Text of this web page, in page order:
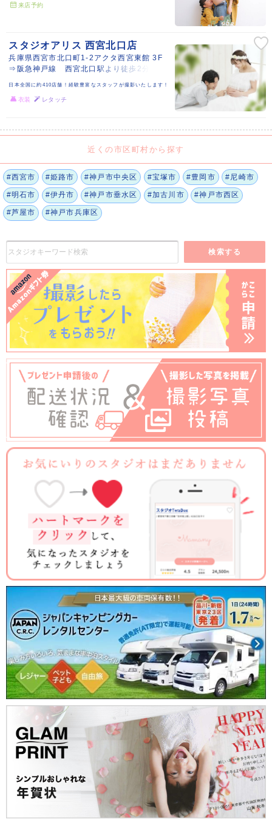
来店予約
スタジオアリス 西宮北口店
兵庫県西宮市北口町1-2アクタ西宮東館 3F
⇒阪急神戸線 西宮北口駅より徒歩2分
日本全国に約410店舗！経験豊富なスタッフが撮影いたします！
衣装 レタッチ
近くの市区町村から探す
#西宮市 #姫路市 #神戸市中央区 #宝塚市 #豊岡市 #尼崎市
#明石市 #伊丹市 #神戸市垂水区 #加古川市 #神戸市西区
#芦屋市 #神戸市兵庫区
検索する